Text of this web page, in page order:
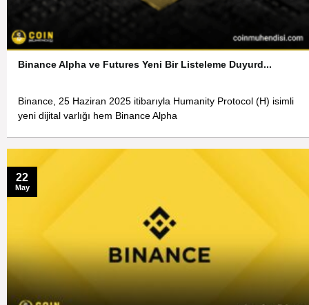
Binance Alpha ve Futures Yeni Bir Listeleme Duyurd...
Binance, 25 Haziran 2025 itibarıyla Humanity Protocol (H) isimli
yeni dijital varlığı hem Binance Alpha
22
May